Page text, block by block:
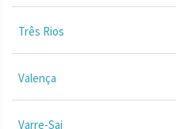
Três Rios
Valença
Varre-Sai